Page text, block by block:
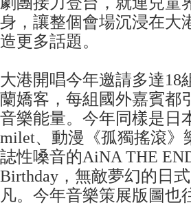
身，讓整個會場沉浸在大
造更多話題。
大港開唱今年邀請多達18
蘭嬌客，每組國外嘉賓都
音樂能量。今年同樣是日
milet、動漫《孤獨搖滾》
誌性嗓音的AiNA THE
Birthday，無敵夢幻的日
凡。今年音樂策展版圖也